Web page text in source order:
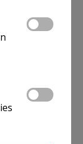
niet alleen